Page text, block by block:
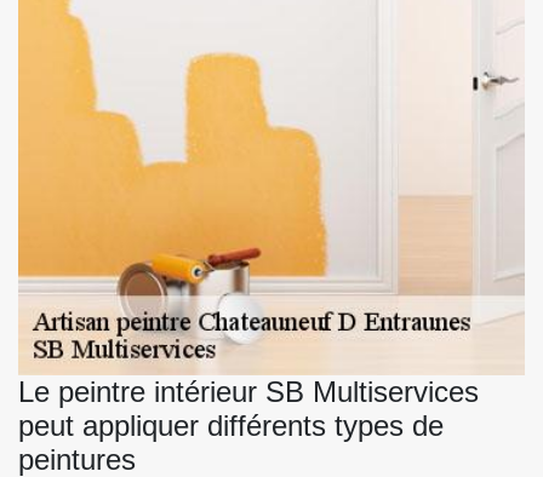
Le peintre intérieur SB Multiservices
peut appliquer différents types de
peintures